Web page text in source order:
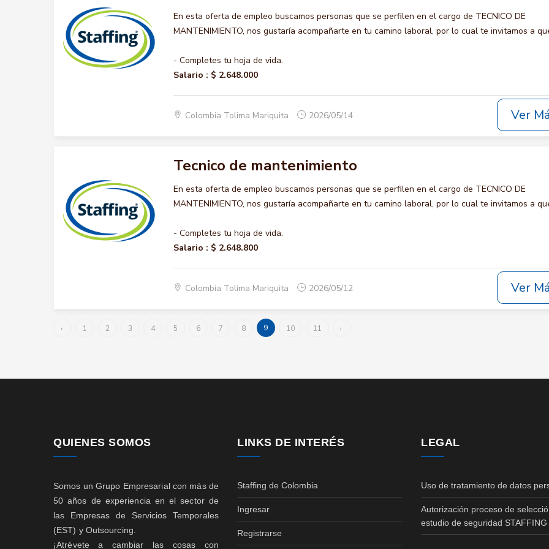
En esta oferta de empleo buscamos personas que se perfilen en el cargo de TECNICO DE
MANTENIMIENTO, nos gustaría acompañarte en tu camino laboral, por lo cual te invitamos a
- Completes tu hoja de vida.
Salario : $ 2.648.000
Colombia Tolima Mariquita 2026/05/14 Ver
Tecnico de mantenimiento
En esta oferta de empleo buscamos personas que se perfilen en el cargo de TECNICO DE
MANTENIMIENTO, nos gustaría acompañarte en tu camino laboral, por lo cual te invitamos a
- Completes tu hoja de vida.
Salario : $ 2.648.800
Colombia Tolima Mariquita 2026/05/12 Ver
‹ 1 2 3 4 5 6 7 8 9 10 11 ›
QUIENES SOMOS
Somos un Grupo Empresarial con más de
50 años de experiencia en el sector de
las Empresas de Servicios Temporales
(EST) y Outsourcing.
¡Atrévete a cambiar las cosas con
LINKS DE INTERÉS
Staffing de Colombia
Ingresar
Registrarse
LEGAL
Uso de tratamiento de datos
Autorización proceso de
estudio de seguridad STAFFING